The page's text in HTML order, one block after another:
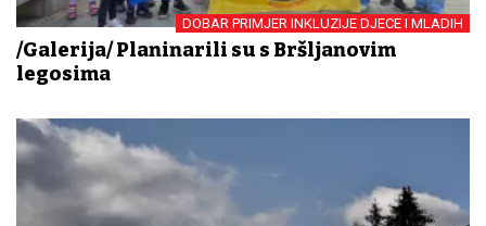
DOBAR PRIMJER INKLUZIJE DJECE I MLADIH
/Galerija/ Planinarili su s Bršljanovim
legosima